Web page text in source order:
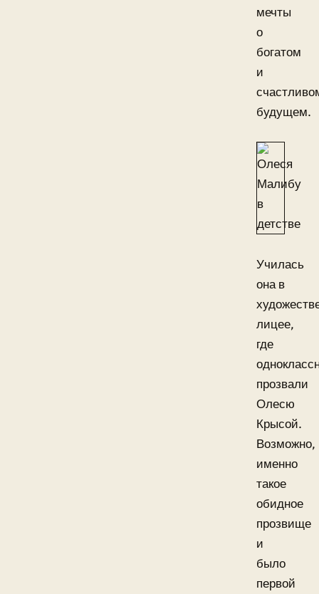
мечты
о
богатом
и
будущем.
Училась
она в
лицее,
где
прозвали
Олесю
Крысой.
Возможно,
именно
такое
обидное
прозвище
и
было
первой